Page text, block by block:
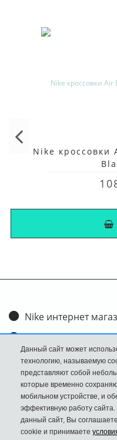
Nike кроссовки
Nike интернет
Доставка и оплата
Обмен и возврат
Размеры
FAQ
Новости
Данный сайт может
технологию, называемую
представляют собой
которые временно
мобильном устройстве, и
эффективную работу
данный сайт, Вы
cookie и принимаете